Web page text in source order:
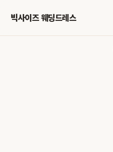
빅사이즈 웨딩드레스